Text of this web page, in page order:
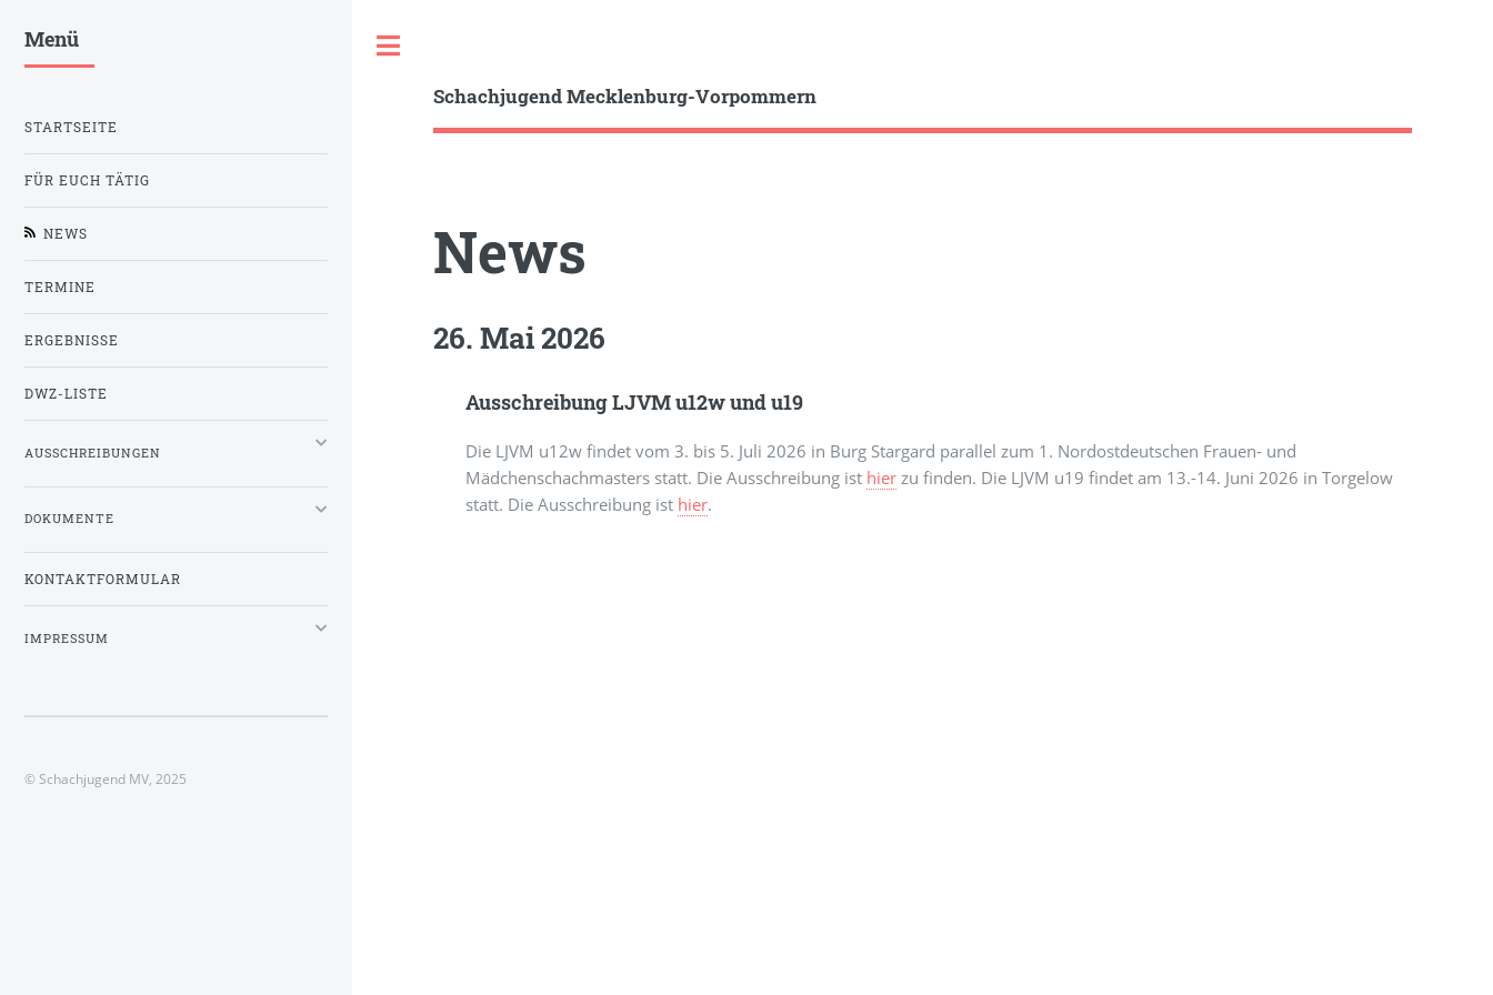
Schachjugend Mecklenburg-Vorpommern
News
26. Mai 2026
Ausschreibung LJVM u12w und u19
Die LJVM u12w findet vom 3. bis 5. Juli 2026 in Burg Stargard parallel zum 1. Nordostdeutschen Frauen- und
Mädchenschachmasters statt. Die Ausschreibung ist hier zu finden. Die LJVM u19 findet am 13.-14. Juni 2026 in Torgelow
statt. Die Ausschreibung ist hier.
Menü
STARTSEITE
FÜR EUCH TÄTIG
NEWS
TERMINE
ERGEBNISSE
DWZ-LISTE
AUSSCHREIBUNGEN
DOKUMENTE
KONTAKTFORMULAR
IMPRESSUM
© Schachjugend MV, 2025